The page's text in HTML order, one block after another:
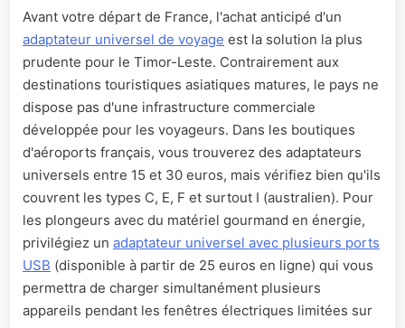
Avant votre départ de France, l'achat anticipé d'un
adaptateur universel de voyage est la solution la plus
prudente pour le Timor-Leste. Contrairement aux
destinations touristiques asiatiques matures, le pays ne
dispose pas d'une infrastructure commerciale
développée pour les voyageurs. Dans les boutiques
d'aéroports français, vous trouverez des adaptateurs
universels entre 15 et 30 euros, mais vérifiez bien qu'ils
couvrent les types C, E, F et surtout I (australien). Pour
les plongeurs avec du matériel gourmand en énergie,
privilégiez un adaptateur universel avec plusieurs ports
USB (disponible à partir de 25 euros en ligne) qui vous
permettra de charger simultanément plusieurs
appareils pendant les fenêtres électriques limitées sur